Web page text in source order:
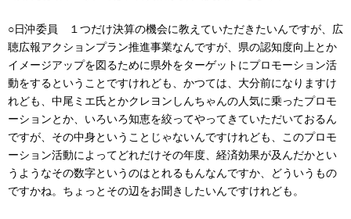
○日沖委員 １つだけ決算の機会に教えていただきたいんですが、広
聴広報アクションプラン推進事業なんですが、県の認知度向上とか
イメージアップを図るために県外をターゲットにプロモーション活
動をするということですけれども、かつては、大分前になりますけ
れども、中尾ミエ氏とかクレヨンしんちゃんの人気に乗ったプロモ
ーションとか、いろいろ知恵を絞ってやってきていただいておるん
ですが、その中身ということじゃないんですけれども、このプロモ
ーション活動によってどれだけその年度、経済効果が及んだかとい
うようなその数字というのはとれるもんなんですか、どういうもの
ですかね。ちょっとその辺をお聞きしたいんですけれども。